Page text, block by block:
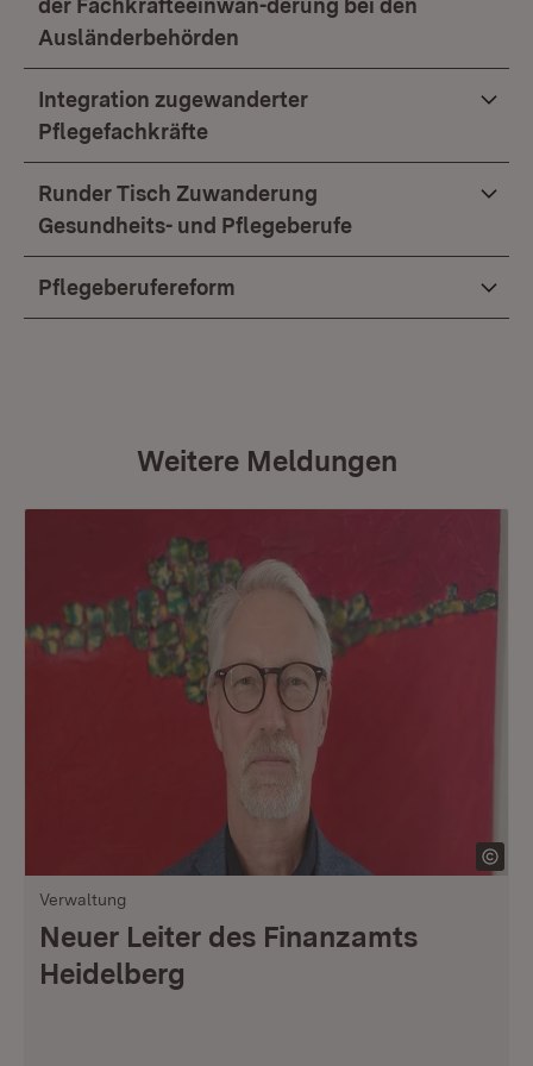
der Fachkräfteeinwan-derung bei den
Ausländerbehörden
Integration zugewanderter
Pflegefachkräfte
Runder Tisch Zuwanderung
Gesundheits- und Pflegeberufe
Pflegeberufereform
Weitere Meldungen
Verwaltung
Neuer Leiter des Finanzamts
Heidelberg